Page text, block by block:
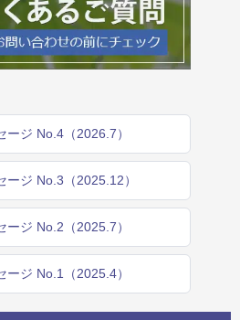
ージ No.4（2026.7）
ージ No.3（2025.12）
ージ No.2（2025.7）
ージ No.1（2025.4）